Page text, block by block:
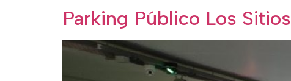
Parking Público Los Sitios